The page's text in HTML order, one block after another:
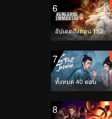
269
6
อัปเดตถึงตอน 152
7
ทั้งหมด 40 ตอน
8